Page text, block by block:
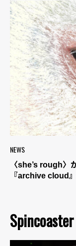
NEWS
〈she’s rough〉
『archive cloud